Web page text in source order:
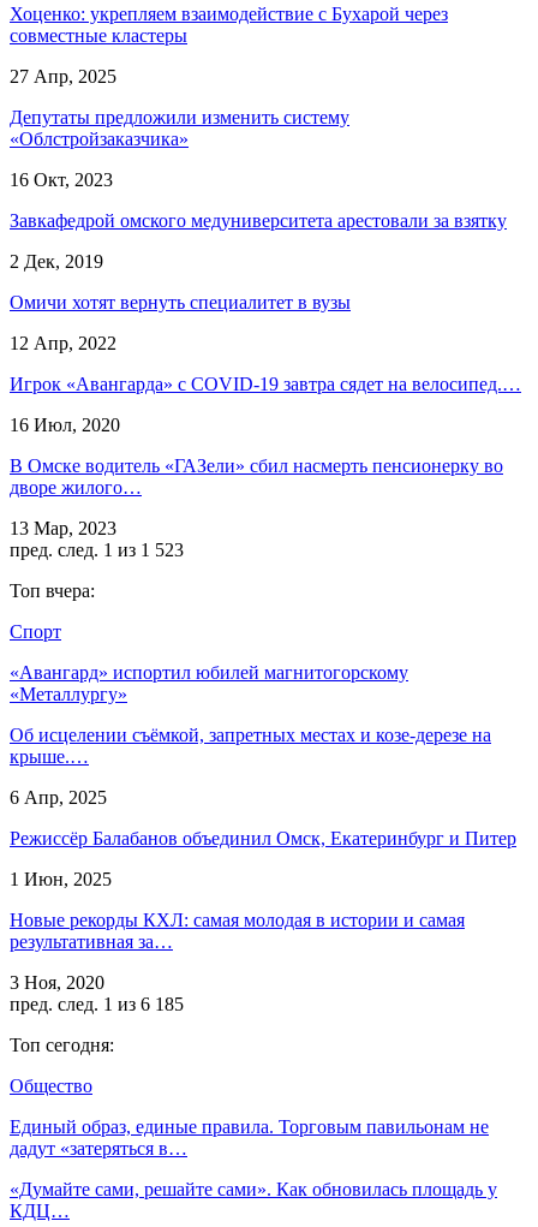
Хоценко: укрепляем взаимодействие с Бухарой через
совместные кластеры
27 Апр, 2025
Депутаты предложили изменить систему
«Облстройзаказчика»
16 Окт, 2023
Завкафедрой омского медуниверситета арестовали за взятку
2 Дек, 2019
Омичи хотят вернуть специалитет в вузы
12 Апр, 2022
Игрок «Авангарда» с COVID-19 завтра сядет на велосипед.…
16 Июл, 2020
В Омске водитель «ГАЗели» сбил насмерть пенсионерку во
дворе жилого…
13 Мар, 2023
пред. след. 1 из 1 523
Топ вчера:
Спорт
«Авангард» испортил юбилей магнитогорскому
«Металлургу»
Об исцелении съёмкой, запретных местах и козе-дерезе на
крыше.…
6 Апр, 2025
Режиссёр Балабанов объединил Омск, Екатеринбург и Питер
1 Июн, 2025
Новые рекорды КХЛ: самая молодая в истории и самая
результативная за…
3 Ноя, 2020
пред. след. 1 из 6 185
Топ сегодня:
Общество
Единый образ, единые правила. Торговым павильонам не
дадут «затеряться в…
«Думайте сами, решайте сами». Как обновилась площадь у
КДЦ…